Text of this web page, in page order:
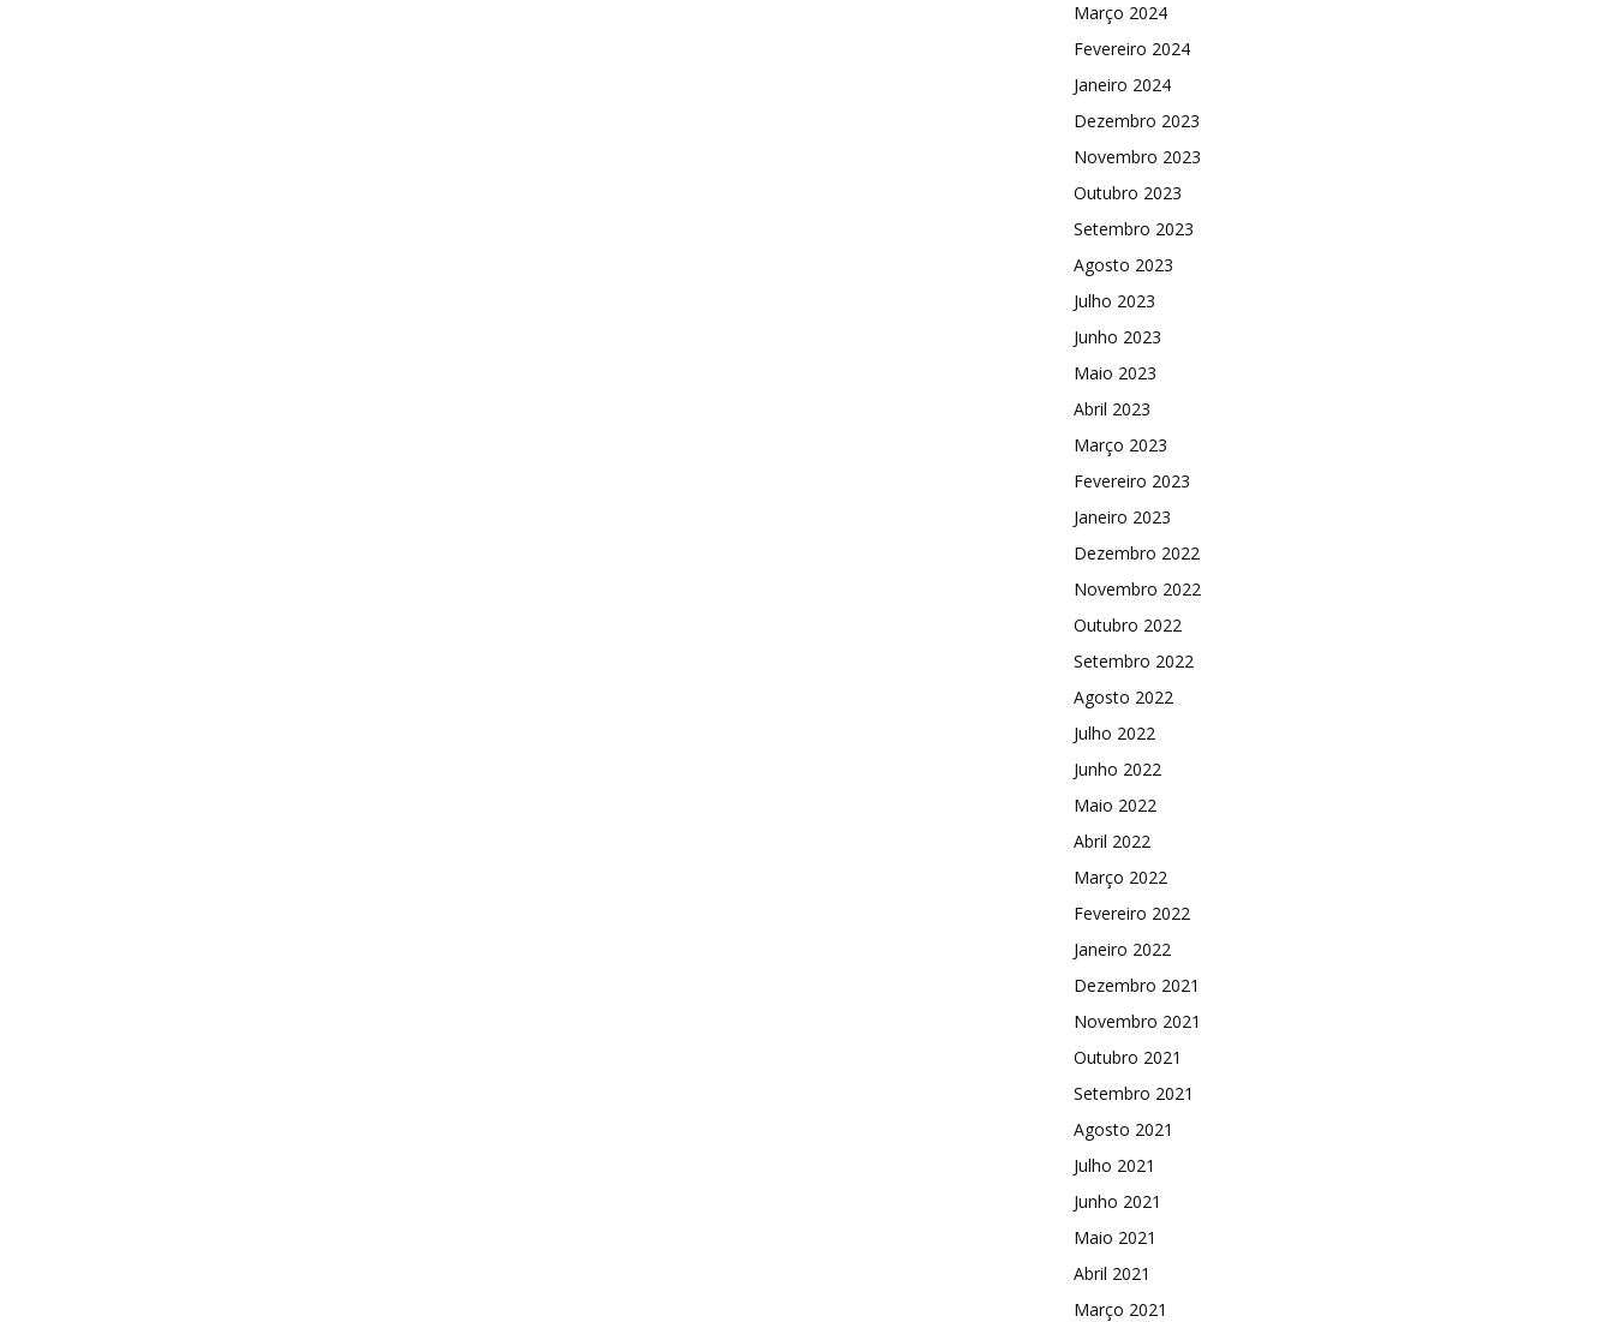
Março 2024
Fevereiro 2024
Janeiro 2024
Dezembro 2023
Novembro 2023
Outubro 2023
Setembro 2023
Agosto 2023
Julho 2023
Junho 2023
Maio 2023
Abril 2023
Março 2023
Fevereiro 2023
Janeiro 2023
Dezembro 2022
Novembro 2022
Outubro 2022
Setembro 2022
Agosto 2022
Julho 2022
Junho 2022
Maio 2022
Abril 2022
Março 2022
Fevereiro 2022
Janeiro 2022
Dezembro 2021
Novembro 2021
Outubro 2021
Setembro 2021
Agosto 2021
Julho 2021
Junho 2021
Maio 2021
Abril 2021
Março 2021